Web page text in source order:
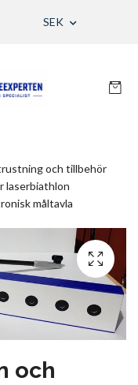
SEK
och tillbehör
laserbiathlon
måltavla
och